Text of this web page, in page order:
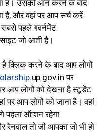
है। उसको ऑन करने के बाद
है, और वहां पर आप सर्च करें
सबसे पहले गवर्नमेंट
जो आती है।
क्लिक करने के बाद आप लोगों
.up.gov.in पर
आप लोगों को देखना है स्टूडेंट
पर आप लोगों को जाना है। वहां
पहला ऑप्शन रहेगा
तो जी आपका जो भी हो